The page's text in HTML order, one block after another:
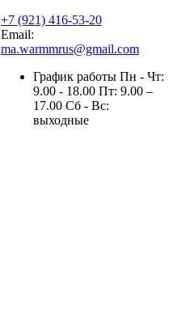
+7 (921) 416-53-20
Email:
ma.warmmrus@gmail.com
График работы Пн - Чт:
9.00 - 18.00 Пт: 9.00 –
17.00 Сб - Вс:
выходные